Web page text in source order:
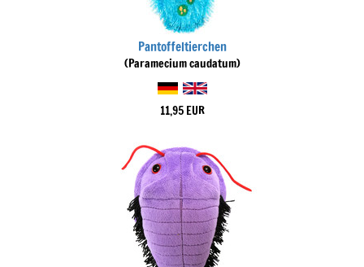
Pantoffeltierchen
(Paramecium caudatum)
11,95 EUR